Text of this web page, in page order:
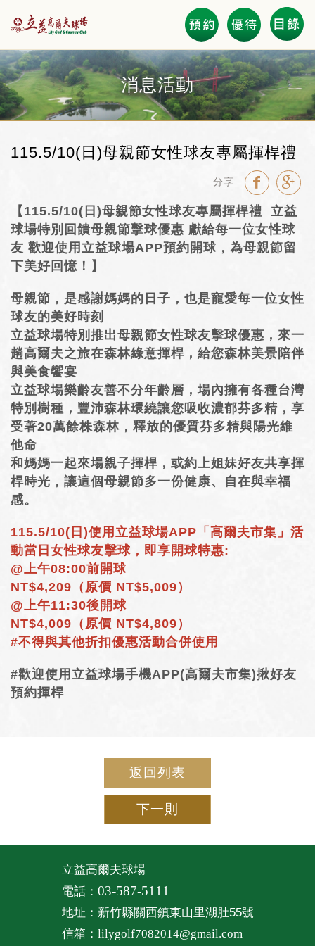
會員登錄
電子優惠券 Coupon
立益會員卡友專區
擊球與餐飲活動預約
GOLF BOOKING
News 優惠活動
HOLE＃1~18 Guide
餐廳現場點餐
FINE CUISINE
Lily Golf 簡介
語言選單
消息活動
115.5/10(日)母親節女性球友專屬揮桿禮
分享
【115.5/10(日)母親節女性球友專屬揮桿禮 立益
球場特別回饋母親節擊球優惠 獻給每一位女性球
友 歡迎使用立益球場APP預約開球，為母親節留
下美好回憶！】
母親節，是感謝媽媽的日子，也是寵愛每一位女性
球友的美好時刻
立益球場特別推出母親節女性球友擊球優惠，來一
趟高爾夫之旅在森林綠意揮桿，給您森林美景陪伴
與美食饗宴
立益球場樂齡友善不分年齡層，場內擁有各種台灣
特別樹種，豐沛森林環繞讓您吸收濃郁芬多精，享
受著20萬餘株森林，釋放的優質芬多精與陽光維
他命
和媽媽一起來場親子揮桿，或約上姐妹好友共享揮
桿時光，讓這個母親節多一份健康、自在與幸福
感。
115.5/10(日)使用立益球場APP「高爾夫市集」活
動當日女性球友擊球，即享開球特惠:
@上午08:00前開球
NT$4,209（原價 NT$5,009）
@上午11:30後開球
NT$4,009（原價 NT$4,809）
#不得與其他折扣優惠活動合併使用
#歡迎使用立益球場手機APP(高爾夫市集)揪好友
預約揮桿
返回列表
下一則
立益高爾夫球場
電話： 03-587-5111
地址：新竹縣關西鎮東山里湖肚55號
信箱： lilygolf7082014@gmail.com